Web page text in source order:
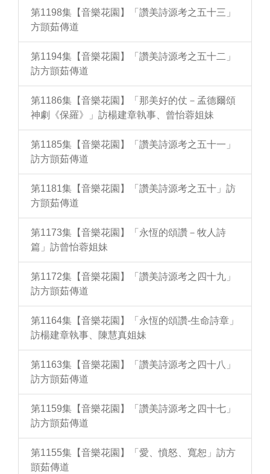
第1198集【音樂花園】「讚美詩源考之五十三」
方顗茹傳道
第1194集【音樂花園】「讚美詩源考之五十二」
訪方顗茹傳道
第1186集【音樂花園】「那美好的仗－孟德爾頌
神劇《保羅》」訪楊建章執事、曾怡蓉姐妹
第1185集【音樂花園】「讚美詩源考之五十一」
訪方顗茹傳道
第1181集【音樂花園】「讚美詩源考之五十」訪
方顗茹傳道
第1173集【音樂花園】「永恆的頌讚－牧人詩
篇」訪曾怡蓉姐妹
第1172集【音樂花園】「讚美詩源考之四十九」
訪方顗茹傳道
第1164集【音樂花園】「永恆的頌讚-生命詩章」
訪楊建章執事、陳慧真姐妹
第1163集【音樂花園】「讚美詩源考之四十八」
訪方顗茹傳道
第1159集【音樂花園】「讚美詩源考之四十七」
訪方顗茹傳道
第1155集【音樂花園】「愛、憤怒、寬恕」訪方
顗茹傳道